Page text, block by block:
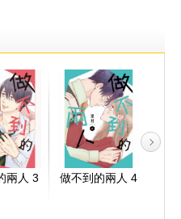
兩人 3 做不到的兩人 4